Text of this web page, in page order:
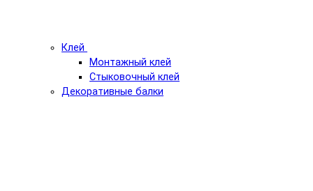
Клей
Монтажный клей
Стыковочный клей
Декоративные балки